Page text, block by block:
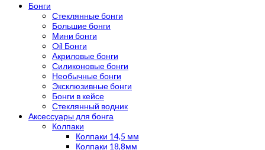
Бонги
Стеклянные бонги
Большие бонги
Мини бонги
Oil Бонги
Акриловые бонги
Силиконовые бонги
Необычные бонги
Эксклюзивные бонги
Бонги в кейсе
Стеклянный водник
Аксессуары для бонга
Колпаки
Колпаки 14,5 мм
Колпаки 18,8мм